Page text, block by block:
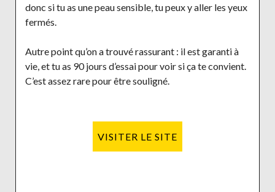
donc si tu as une peau sensible, tu peux y aller les yeux
fermés.
Autre point qu’on a trouvé rassurant : il est garanti à
vie, et tu as 90 jours d’essai pour voir si ça te convient.
C’est assez rare pour être souligné.
VISITER LE SITE